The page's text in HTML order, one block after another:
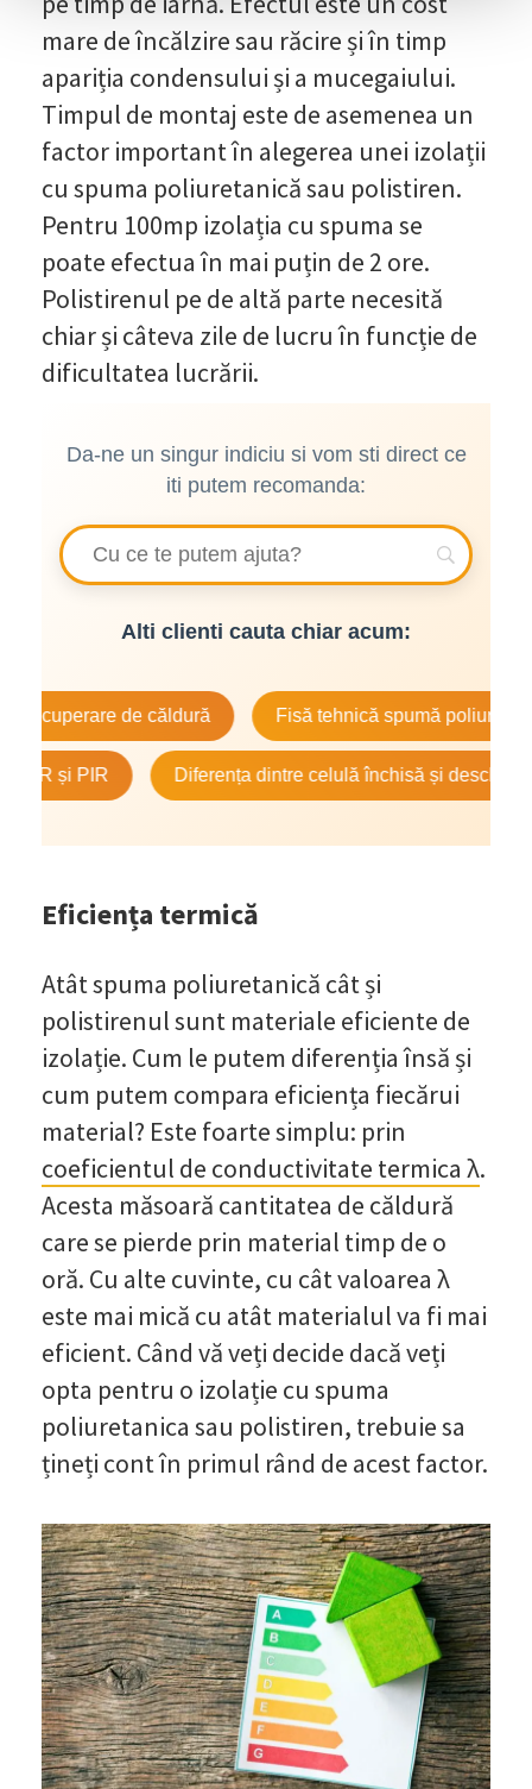
mare de încălzire sau răcire și în timp
apariția condensului și a mucegaiului.
Timpul de montaj este de asemenea un
factor important în alegerea unei izolații
cu spuma poliuretanică sau polistiren.
Pentru 100mp izolația cu spuma se
poate efectua în mai puțin de 2 ore.
Polistirenul pe de altă parte necesită
chiar și câteva zile de lucru în funcție de
dificultatea lucrării.
Da-ne un singur indiciu si vom sti direct ce
iti putem recomanda:
Alti clienti cauta chiar acum:
de căldură Fisă tehnică spumă poliuretanică
PIR Diferența dintre celulă închisă și deschisă
Eficiența termică
Atât spuma poliuretanică cât și
polistirenul sunt materiale eficiente de
izolație. Cum le putem diferenția însă și
cum putem compara eficiența fiecărui
material? Este foarte simplu: prin
coeficientul de conductivitate termica λ.
Acesta măsoară cantitatea de căldură
care se pierde prin material timp de o
oră. Cu alte cuvinte, cu cât valoarea λ
este mai mică cu atât materialul va fi mai
eficient. Când vă veți decide dacă veți
opta pentru o izolație cu spuma
poliuretanica sau polistiren, trebuie sa
țineți cont în primul rând de acest factor.